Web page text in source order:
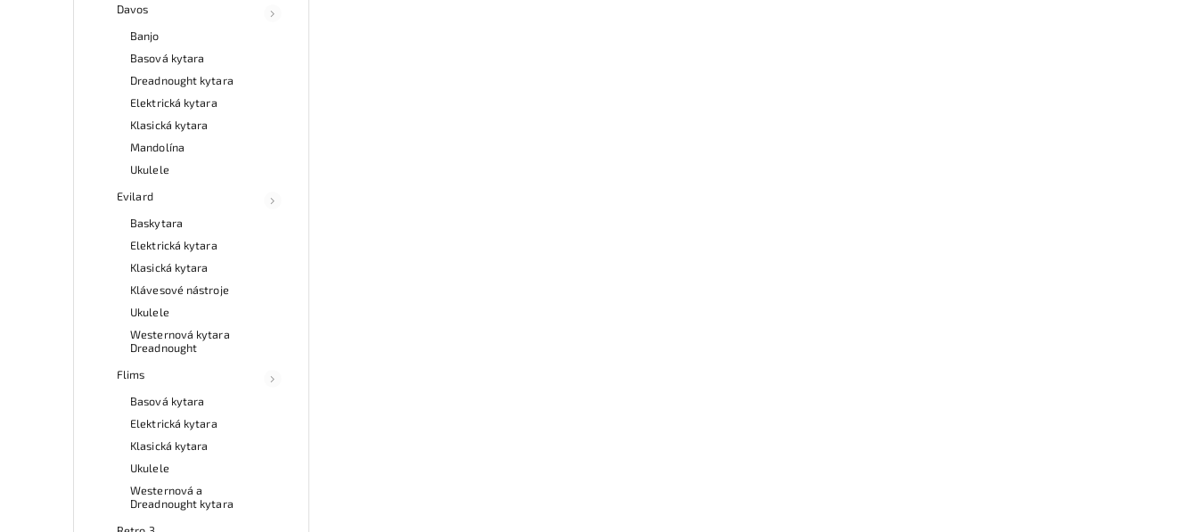
Davos
Banjo
Basová kytara
Dreadnought kytara
Elektrická kytara
Klasická kytara
Mandolína
Ukulele
Evilard
Baskytara
Elektrická kytara
Klasická kytara
Klávesové nástroje
Ukulele
Westernová kytara
Dreadnought
Flims
Basová kytara
Elektrická kytara
Klasická kytara
Ukulele
Westernová a
Dreadnought kytara